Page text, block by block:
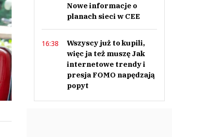
Nowe informacje o
planach sieci w CEE
16:38
Wszyscy już to kupili,
więc ja też muszę Jak
internetowe trendy i
presja FOMO napędzają
popyt